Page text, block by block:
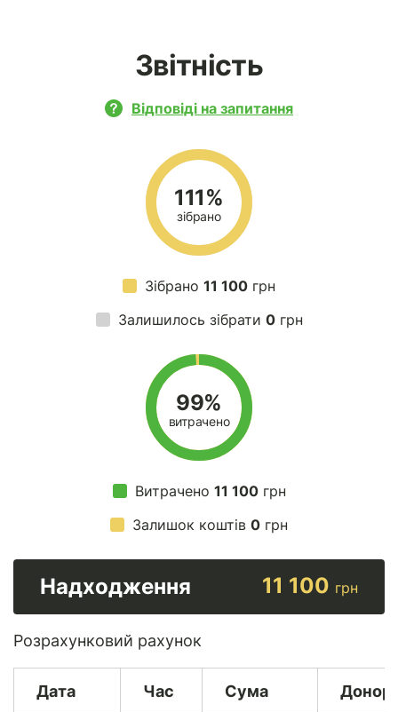
Звітність
Відповіді на запитання
111%
зібрано
Зібрано 11 100 грн
Залишилось зібрати 0грн
99%
витрачено
Витрачено 11 100грн
Залишок коштів 0 грн
Надходження 11 100 грн
Розрахунковий рахунок
Дата Час Сума Донор